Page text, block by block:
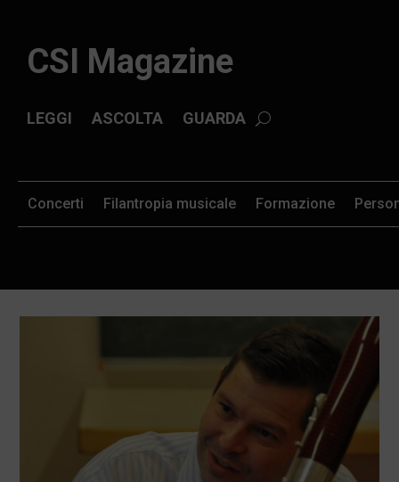
CSI Magazine
ASCOLTA GUARDA
LEGGI
Formazione
Concerti Filantropia musicale